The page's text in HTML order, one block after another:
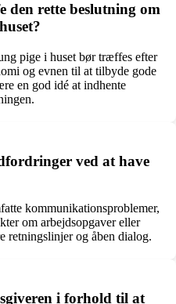
rette beslutning om
pige i huset bør træffes efter
og evnen til at tilbyde gode
en god idé at indhente
ved at have
kommunikationsproblemer,
om arbejdsopgaver eller
retningslinjer og åben dialog.
i forhold til at